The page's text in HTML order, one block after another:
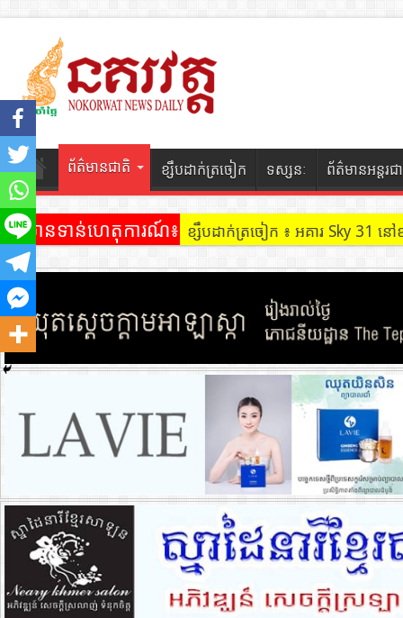
ព័ត៌មានជាតិ ខ្សឹបដាក់ត្រចៀក ទស្សនៈ ព័ត៌មានអន្តរជ
ព័ត៌មានទាន់ហេតុការណ៍៖ ខ្សឹបដាក់ត្រចៀក ៖ អគារ Sky 31